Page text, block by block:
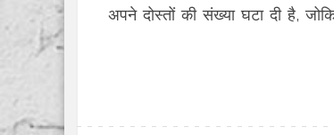
अपने दोस्तों की संख्या घटा दी है,